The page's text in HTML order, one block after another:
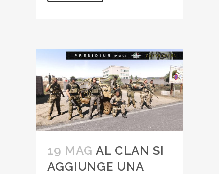
19 MAG AL CLAN SI
AGGIUNGE UNA